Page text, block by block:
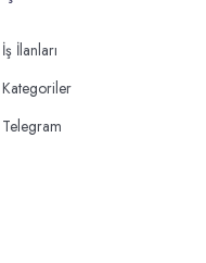
İş İlanları
Kategoriler
Telegram